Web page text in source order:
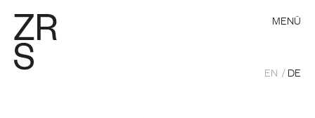
MENÜ
EN DE